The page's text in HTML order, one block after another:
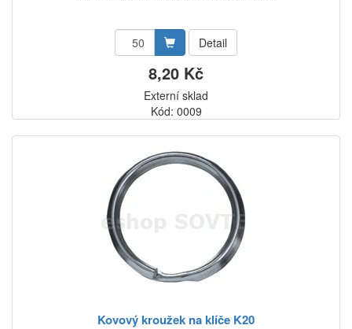
Detail
8,20 Kč
Externí sklad
Kód: 0009
Kovový kroužek na klíče K20